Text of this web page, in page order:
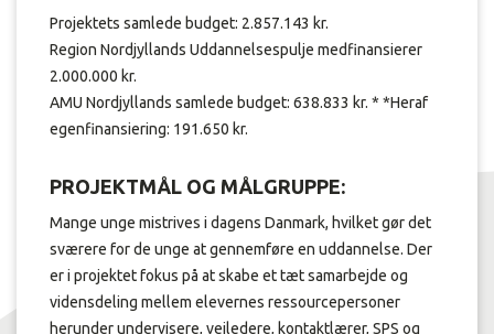
Projektets samlede budget: 2.857.143 kr.
Region Nordjyllands Uddannelsespulje medfinansierer
2.000.000 kr.
AMU Nordjyllands samlede budget: 638.833 kr. * *Heraf
egenfinansiering: 191.650 kr.
PROJEKTMÅL OG MÅLGRUPPE:
Mange unge mistrives i dagens Danmark, hvilket gør det
sværere for de unge at gennemføre en uddannelse. Der
er i projektet fokus på at skabe et tæt samarbejde og
vidensdeling mellem elevernes ressourcepersoner
herunder undervisere, vejledere, kontaktlærer, SPS og